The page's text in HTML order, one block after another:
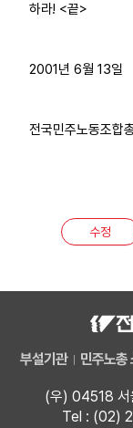
하라! <끝>
2001년 6월 13일
전국민주노동조합
수정
부설기관 민주노총
(우) 04518 서
Tel : (02)